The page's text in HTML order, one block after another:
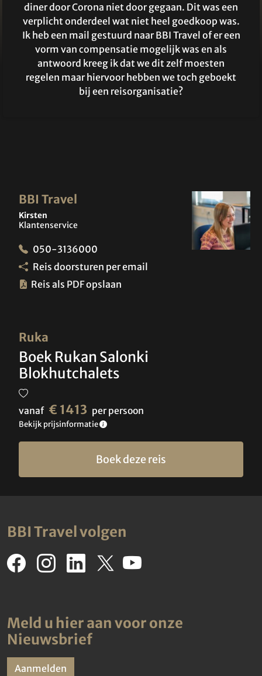
diner door Corona niet door gegaan. Dit was een
verplicht onderdeel wat niet heel goedkoop was.
Ik heb een mail gestuurd naar BBI Travel of er een
vorm van compensatie mogelijk was en als
antwoord kreeg ik dat we dit zelf moesten
regelen maar hiervoor hebben we toch geboekt
bij een reisorganisatie?
Ruka
Boek Rukan Salonki
Blokhutchalets
vanaf € 1413 per persoon
Bekijk prijsinformatie
Boek deze reis
BBI Travel
Kirsten
Klantenservice
050-3136000
Reis doorsturen per email
Reis als PDF opslaan
BBI Travel volgen
Meld u hier aan voor onze
Nieuwsbrief
Aanmelden